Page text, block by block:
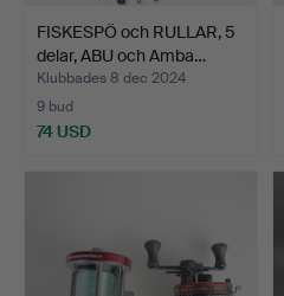
FISKESPÖ och RULLAR, 5
delar, ABU och Amba…
Klubbades 8 dec 2024
9 bud
74 USD